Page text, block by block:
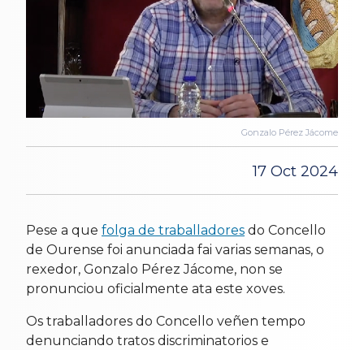
Gonzalo Pérez Jácome
17 Oct 2024
Pese a que folga de traballadores do Concello
de Ourense foi anunciada fai varias semanas, o
rexedor, Gonzalo Pérez Jácome, non se
pronunciou oficialmente ata este xoves.
Os traballadores do Concello veñen tempo
denunciando tratos discriminatorios e